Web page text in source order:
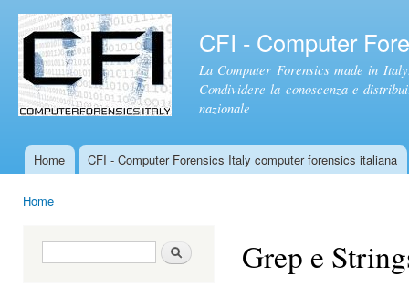
CFI - Computer
La Computer Forensics made in
Condividere la conoscenza e
nazionale
Menu principale
Home CFI - Computer Forensics Italy computer forensics italiana
Home
Form di ricerca Cerca Grep e